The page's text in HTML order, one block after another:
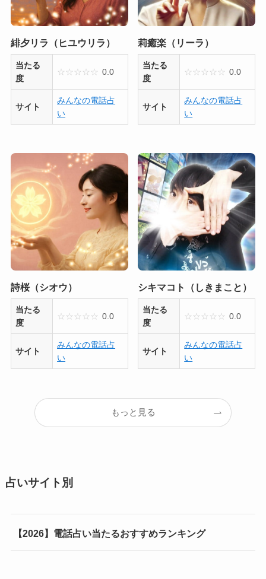
緋夕リラ（ヒユウリラ）
当たる
度
☆ ☆ ☆ ☆ ☆ 0.0
サイト
みんなの電話占
い
莉癒楽（リーラ）
当たる
度
☆ ☆ ☆ ☆ ☆ 0.0
サイト
みんなの電話占
い
詩桜（シオウ）
当たる
度
☆ ☆ ☆ ☆ ☆ 0.0
サイト
みんなの電話占
い
シキマコト（しきまこと）
当たる
度
☆ ☆ ☆ ☆ ☆ 0.0
サイト
みんなの電話占
い
もっと見る
占いサイト別
【2026】電話占い当たるおすすめランキング